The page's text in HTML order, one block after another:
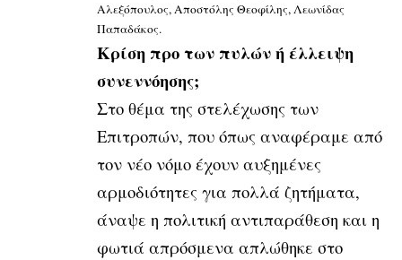
Αλεξόπουλος, Αποστόλης Θεοφίλης, Λεωνίδας
Παπαδάκος.
Κρίση προ των πυλών ή έλλειψη
συνεννόησης;
Στο θέμα της στελέχωσης των
Επιτροπών, που όπως αναφέραμε από
τον νέο νόμο έχουν αυξημένες
αρμοδιότητες για πολλά ζητήματα,
άναψε η πολιτική αντιπαράθεση και η
φωτιά απρόσμενα απλώθηκε στο